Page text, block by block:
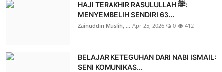
HAJI TERAKHIR RASULULLAH ﷺ:
MENYEMBELIH SENDIRI 63...
Zainuddin Muslih, ... Apr 25, 2026 0 412
BELAJAR KETEGUHAN DARI NABI ISMAIL:
SENI KOMUNIKAS...